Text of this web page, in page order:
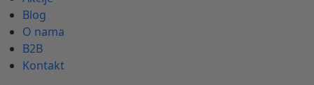
Blog
O nama
B2B
Kontakt